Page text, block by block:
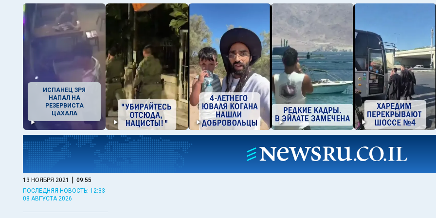
ИСПАНЕЦ ЗРЯ
НАПАЛ НА
РЕЗЕРВИСТА
ЦАХАЛА
13 НОЯБРЯ 2021 | 09:55
ПОСЛЕДНЯЯ НОВОСТЬ: 12:33
08 АВГУСТА 2026